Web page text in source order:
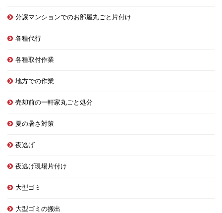
分譲マンションでのお部屋丸ごと片付け
各種代行
各種取付作業
地方での作業
売却前の一軒家丸ごと処分
夏の暑さ対策
夜逃げ
夜逃げ現場片付け
大型ゴミ
大型ゴミの搬出